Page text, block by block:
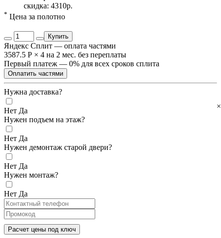
скидка: 4310р.
* Цена за полотно
Купить
Яндекс Сплит — оплата частями
3587.5 Р × 4 на 2 мес. без переплаты
Первый платеж — 0% для всех сроков сплита
Оплатить частями
Нужна доставка?
Нет Да
Нужен подъем на этаж?
Нет Да
Нужен демонтаж старой двери?
Нет Да
Нужен монтаж?
Нет Да
Расчет цены под ключ
×